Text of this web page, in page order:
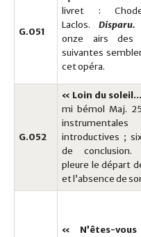
G.051
livret :
Laclos.Disparu.
onze airs des
suivantes
cet opéra.
G.052
« Loin du
mi bémol Maj.
instrumentales
introductives ;
de conclusion.
pleure le départ
et l’absence de
« N’êtes-